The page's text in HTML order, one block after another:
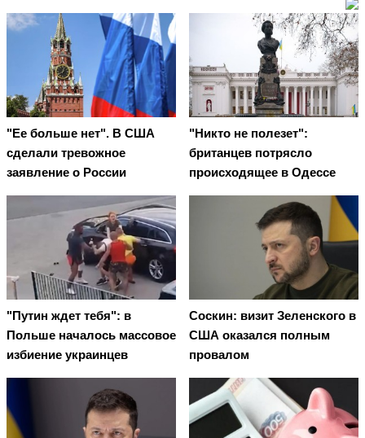
"Ее больше нет". В США
сделали тревожное
заявление о России
"Никто не полезет":
британцев потрясло
происходящее в Одессе
"Путин ждет тебя": в
Польше началось массовое
избиение украинцев
Соскин: визит Зеленского в
США оказался полным
провалом